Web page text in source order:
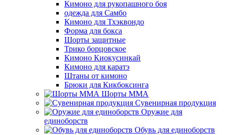
Кимоно для рукопашного боя
одежда для Самбо
Кимоно для Тхэквондо
Форма для бокса
Шорты защитные
Трико борцовское
Кимоно Киокусинкай
Кимоно для каратэ
Штаны от кимоно
Брюки для Кикбоксинга
Шорты ММА
Сувенирная продукция
Оружие для
единоборств
Обувь для единоборств